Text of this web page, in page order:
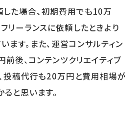
た場合、初期費用でも10万
リーランスに依頼したときより
ます。また、運営コンサルティン
後、コンテンツクリエイティブ
投稿代行も20万円と費用相場が
と思います。